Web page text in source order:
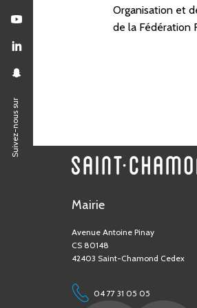
Suivez-nous sur
Organisation et
de la Fédération
Mairie
Avenue Antoine Pinay
CS 80148
42403 Saint-Chamond Cedex
04 77 31 05 05